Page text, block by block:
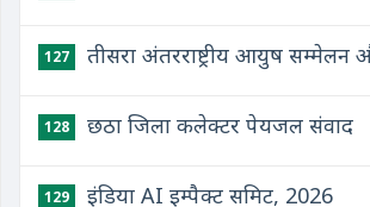
127 तीसरा अंतरराष्ट्रीय आयुष सम्मेलन
128 छठा जिला कलेक्टर पेयजल संवाद
129 इंडिया AI इम्पैक्ट समिट, 2026